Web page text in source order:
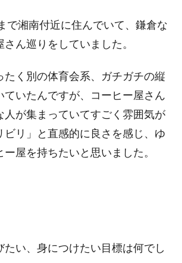
で湘南付近に住んでいて、鎌倉な
さん巡りをしていました。
たく別の体育会系、ガチガチの縦
ていたんですが、コーヒー屋さん
人が集まっていてすごく雰囲気が
ビリ」と直感的に良さを感じ、ゆ
ー屋を持ちたいと思いました。
、身につけたい目標は何でし